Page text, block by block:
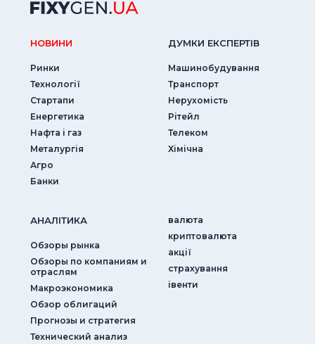
НОВИНИ
Ринки
Технології
Стартапи
Енергетика
Нафта і газ
Металургія
Агро
Банки
ДУМКИ ЕКСПЕРТIВ
Машинобудування
Транспорт
Нерухомість
Рітейл
Телеком
Хімічна
АНАЛIТИКА
Обзоры рынка
Обзоры по компаниям и
отраслям
Макроэкономика
Обзор облигаций
Прогнозы и стратегия
Технический анализ
валюта
криптовалюта
акції
страхування
iвенти